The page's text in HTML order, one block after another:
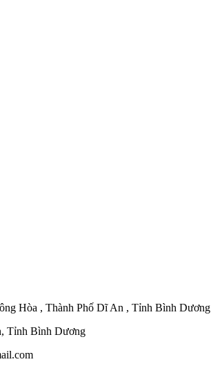
Hòa , Thành Phố Dĩ An , Tỉnh Bình Dương
Tỉnh Bình Dương